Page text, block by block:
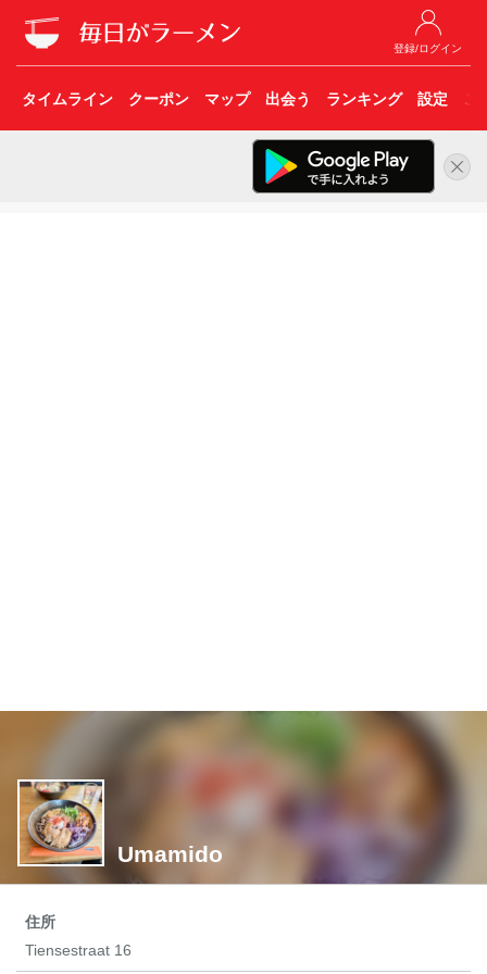
登録/ログイン
タイムライン クーポン マップ 出会う ランキング 設定 こ
Umamido
住所
Tiensestraat 16